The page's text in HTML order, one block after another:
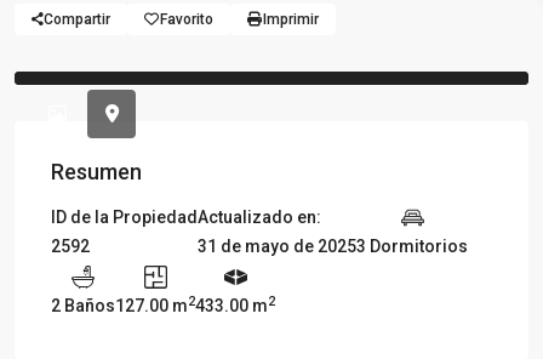
Compartir Favorito Imprimir
Previous
Resumen
ID de la Propiedad
2592
Actualizado en:
31 de mayo de 20253 Dormitorios
2 Baños127.00 m2433.00 m2